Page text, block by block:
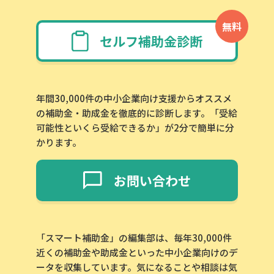
無料
セルフ補助金診断
年間30,000件の中小企業向け支援からオススメ
の補助金・助成金を徹底的に診断します。「受給
可能性といくら受給できるか」が2分で簡単に分
かります。
お問い合わせ
「スマート補助金」の編集部は、毎年30,000件
近くの補助金や助成金といった中小企業向けのデ
ータを収集しています。気になることや相談は気